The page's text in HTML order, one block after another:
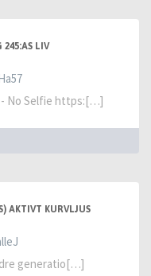
245:AS LIV
- No Selfie https:[…]
AKTIVT KURVLJUS
generatio[…]